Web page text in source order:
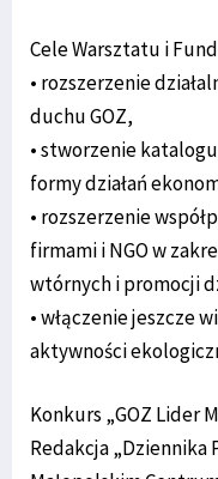
Cele Warsztatu i
• rozszerzenie
duchu GOZ,
• stworzenie
formy działań
• rozszerzenie
firmami i NGO w
wtórnych i promocji
• włączenie jeszcze
aktywności
Konkurs „GOZ Lider
Redakcja